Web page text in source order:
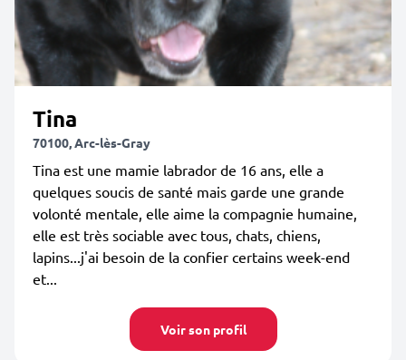
Tina
70100, Arc-lès-Gray
Tina est une mamie labrador de 16 ans, elle a
quelques soucis de santé mais garde une grande
volonté mentale, elle aime la compagnie humaine,
elle est très sociable avec tous, chats, chiens,
lapins...j'ai besoin de la confier certains week-end
et...
Voir son profil